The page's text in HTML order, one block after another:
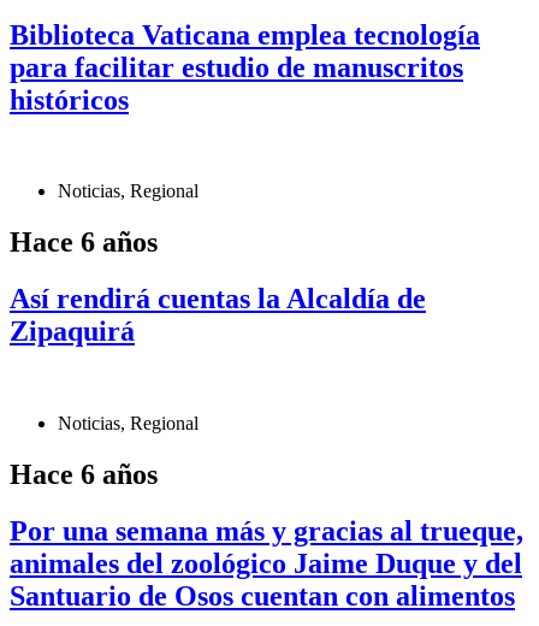
Biblioteca Vaticana emplea tecnología
para facilitar estudio de manuscritos
históricos
Noticias, Regional
Hace 6 años
Así rendirá cuentas la Alcaldía de
Zipaquirá
Noticias, Regional
Hace 6 años
Por una semana más y gracias al trueque,
animales del zoológico Jaime Duque y del
Santuario de Osos cuentan con alimentos